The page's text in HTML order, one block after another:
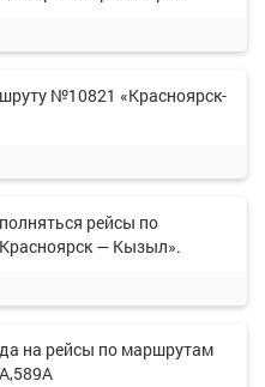
№10821 «Красноярск-
рейсы по
— Кызыл».
на рейсы по маршрутам